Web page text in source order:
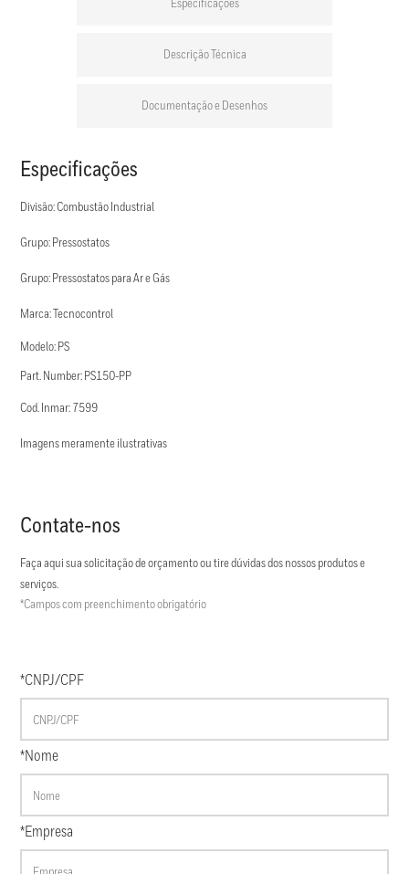
Especificações
Descrição Técnica
Documentação e Desenhos
Especificações
Divisão: Combustão Industrial
Grupo: Pressostatos
Grupo: Pressostatos para Ar e Gás
Marca: Tecnocontrol
Modelo: PS
Part. Number: PS150-PP
Cod. Inmar: 7599
Imagens meramente ilustrativas
Contate-nos
Faça aqui sua solicitação de orçamento ou tire dúvidas dos nossos produtos e
serviços.
*Campos com preenchimento obrigatório
*CNPJ/CPF
*Nome
*Empresa